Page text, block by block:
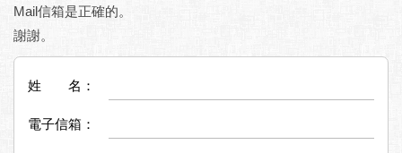
Mail信箱是正確的。
謝謝。
姓 名：
電子信箱：